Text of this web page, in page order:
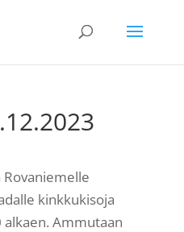
kinkkukisoja
alkaen. Ammutaan